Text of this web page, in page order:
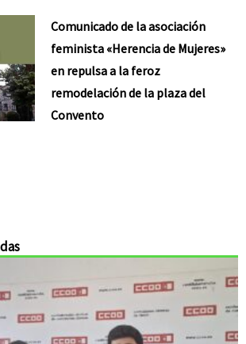
Comunicado de la asociación
feminista «Herencia de Mujeres»
en repulsa a la feroz
remodelación de la plaza del
Convento